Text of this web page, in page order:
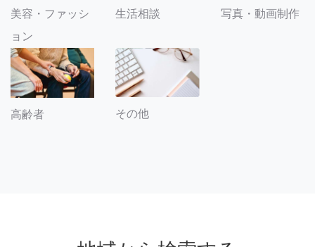
美容・ファッシ
ョン
生活相談 写真・動画制作
高齢者 その他